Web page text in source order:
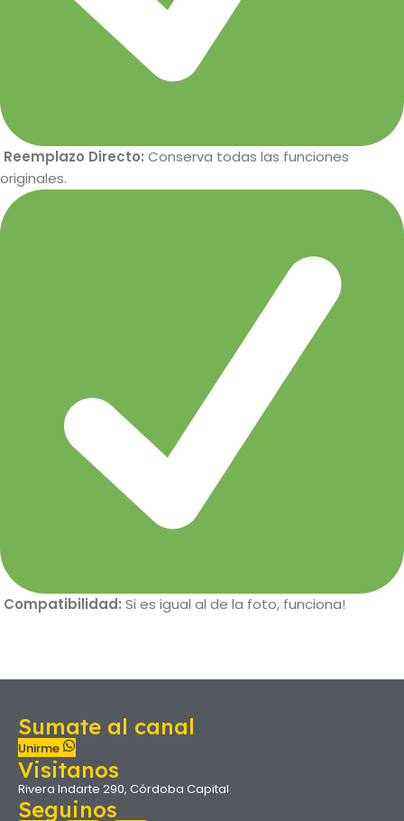
Reemplazo Directo: Conserva todas las funciones
originales.
Compatibilidad: Si es igual al de la foto, funciona!
Sumate al canal
Unirme
Visitanos
Rivera Indarte 290, Córdoba Capital
Seguinos